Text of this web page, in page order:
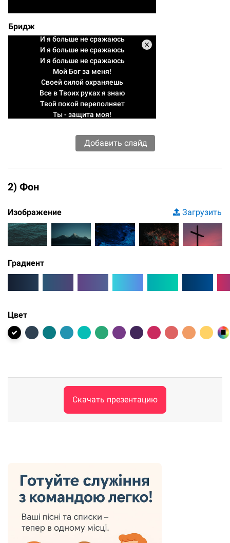
Бридж
И я больше не сражаюсь
И я больше не сражаюсь
И я больше не сражаюсь
Мой Бог за меня!
Своей силой охраняешь
Все в Твоих руках я знаю
Твой покой переполняет
Ты - защита моя!
2) Фон
Изображение Загрузить
Градиент
Цвет
Скачать презентацию